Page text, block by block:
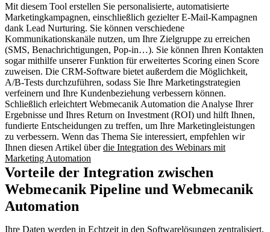
Mit diesem Tool erstellen Sie personalisierte, automatisierte
Marketingkampagnen, einschließlich gezielter E-Mail-Kampagnen
dank Lead Nurturing. Sie können verschiedene
Kommunikationskanäle nutzen, um Ihre Zielgruppe zu erreichen
(SMS, Benachrichtigungen, Pop-in…). Sie können Ihren Kontakten
sogar mithilfe unserer Funktion für erweitertes Scoring einen Score
zuweisen. Die CRM-Software bietet außerdem die Möglichkeit,
A/B-Tests durchzuführen, sodass Sie Ihre Marketingstrategien
verfeinern und Ihre Kundenbeziehung verbessern können.
Schließlich erleichtert Webmecanik Automation die Analyse Ihrer
Ergebnisse und Ihres Return on Investment (ROI) und hilft Ihnen,
fundierte Entscheidungen zu treffen, um Ihre Marketingleistungen
zu verbessern. Wenn das Thema Sie interessiert, empfehlen wir
Ihnen diesen Artikel überdie Integration des Webinars mit
Marketing Automation
Vorteile der Integration zwischen
Webmecanik Pipeline und Webmecanik
Automation
Ihre Daten werden in Echtzeit in den Softwarelösungen zentralisiert,